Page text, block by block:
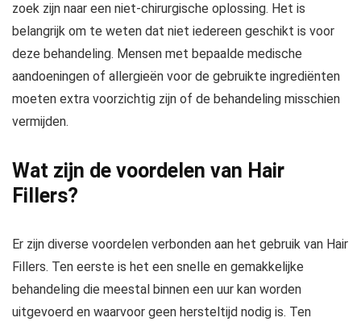
zoek zijn naar een niet-chirurgische oplossing. Het is
belangrijk om te weten dat niet iedereen geschikt is voor
deze behandeling. Mensen met bepaalde medische
aandoeningen of allergieën voor de gebruikte ingrediënten
moeten extra voorzichtig zijn of de behandeling misschien
vermijden.
Wat zijn de voordelen van Hair
Fillers?
Er zijn diverse voordelen verbonden aan het gebruik van Hair
Fillers. Ten eerste is het een snelle en gemakkelijke
behandeling die meestal binnen een uur kan worden
uitgevoerd en waarvoor geen hersteltijd nodig is. Ten